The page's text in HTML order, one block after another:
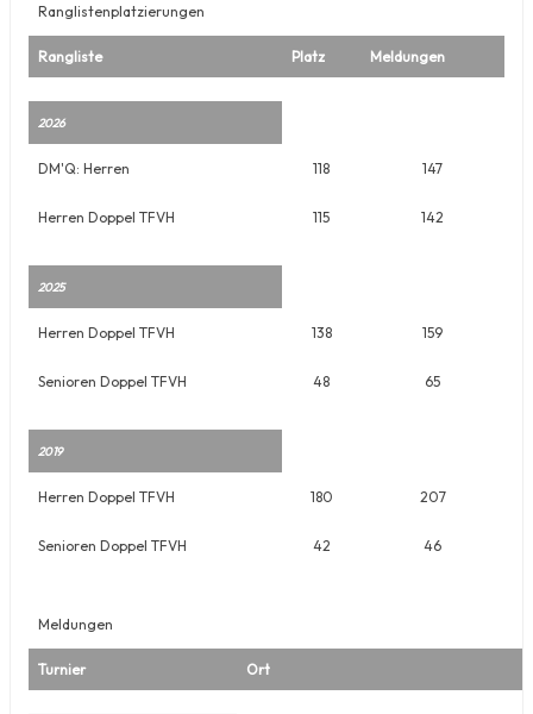
Ranglistenplatzierungen
Rangliste Platz Meldungen
2026
DM'Q: Herren 118 147
Herren Doppel TFVH 115 142
2025
Herren Doppel TFVH 138 159
Senioren Doppel TFVH 48 65
2019
Herren Doppel TFVH 180 207
Senioren Doppel TFVH 42 46
Meldungen
Turnier Ort